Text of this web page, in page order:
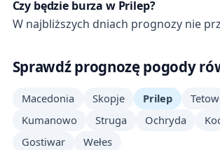
Czy będzie burza w Prilep?
W najbliższych dniach prognozy nie
Sprawdź prognozę pogody
Macedonia Skopje Prilep
Kumanowo
Struga Ochryda
Gostiwar
Wełes